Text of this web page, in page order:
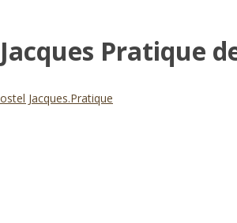
Pratique
Jacques.Pratique